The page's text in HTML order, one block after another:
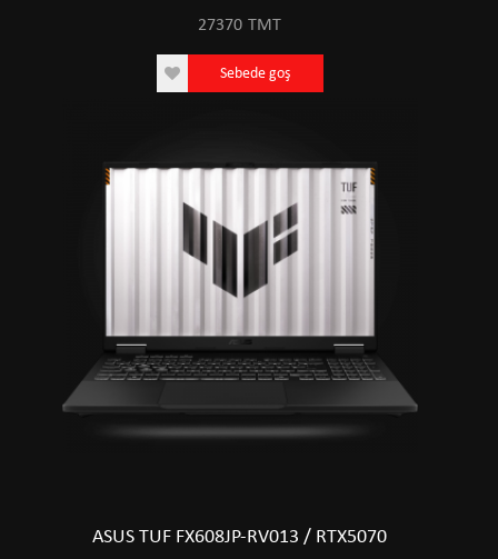
27370 TMT
Sebede goş
ASUS TUF FX608JP-RV013 / RTX5070